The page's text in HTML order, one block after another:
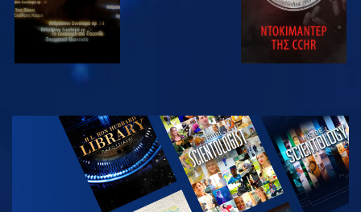
ΠΑΡΑΚΟΛΟΥΘΗΣΤΕ
ΕΞΕΡΕΥΝΗΣΤΕ
ΤΗ ΣΕΙΡΑ